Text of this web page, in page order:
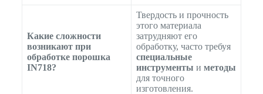
Какие сложности
возникают при
обработке порошка
IN718?
Твердость и прочность
этого материала
затрудняют его
обработку, часто требуя
специальные
инструменты и методы
для точного
изготовления.